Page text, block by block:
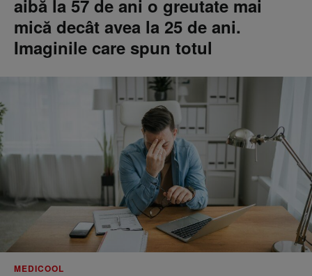
aibă la 57 de ani o greutate mai
mică decât avea la 25 de ani.
Imaginile care spun totul
MEDICOOL